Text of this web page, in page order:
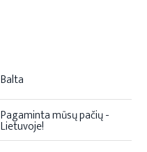
Balta
Pagaminta mūsų pačių -
Lietuvoje!